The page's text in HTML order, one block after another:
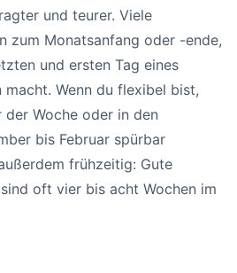
und teurer. Viele
zum Monatsanfang oder -ende,
und ersten Tag eines
Wenn du flexibel bist,
Woche oder in den
bis Februar spürbar
frühzeitig: Gute
oft vier bis acht Wochen im